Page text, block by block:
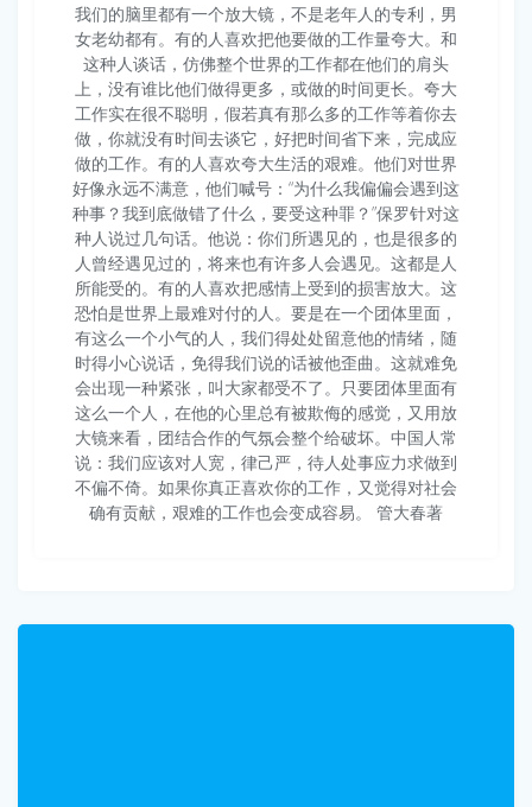
我们的脑里都有一个放大镜，不是老年人的专利，男
女老幼都有。有的人喜欢把他要做的工作量夸大。和
这种人谈话，仿佛整个世界的工作都在他们的肩头
上，没有谁比他们做得更多，或做的时间更长。夸大
工作实在很不聪明，假若真有那么多的工作等着你去
做，你就没有时间去谈它，好把时间省下来，完成应
做的工作。有的人喜欢夸大生活的艰难。他们对世界
好像永远不满意，他们喊号：“为什么我偏偏会遇到这
种事？我到底做错了什么，要受这种罪？”保罗针对这
种人说过几句话。他说：你们所遇见的，也是很多的
人曾经遇见过的，将来也有许多人会遇见。这都是人
所能受的。有的人喜欢把感情上受到的损害放大。这
恐怕是世界上最难对付的人。要是在一个团体里面，
有这么一个小气的人，我们得处处留意他的情绪，随
时得小心说话，免得我们说的话被他歪曲。这就难免
会出现一种紧张，叫大家都受不了。只要团体里面有
这么一个人，在他的心里总有被欺侮的感觉，又用放
大镜来看，团结合作的气氛会整个给破坏。中国人常
说：我们应该对人宽，律己严，待人处事应力求做到
不偏不倚。如果你真正喜欢你的工作，又觉得对社会
确有贡献，艰难的工作也会变成容易。 管大春著